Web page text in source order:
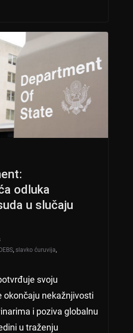
odluka
u slučaju
, slavko ćuruvija,
svoju
okončaju nekažnjivosti
i poziva globalnu
u traženju